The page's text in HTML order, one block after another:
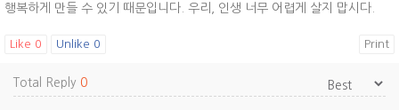
행복하게 만들 수 있기 때문입니다. 우리, 인생 너무 어렵게 살지 맙시다.
Like 0 Unlike 0 Print
Total Reply 0